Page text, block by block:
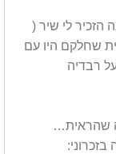
לי שיר (
90% דוברי רוסית שחלקם היו עם
רבדיה
שהראית…